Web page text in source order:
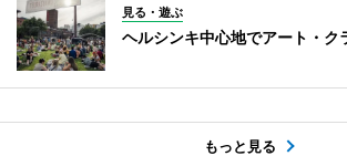
見る・遊ぶ
ヘルシンキ中心地でアート・ク
もっと見る